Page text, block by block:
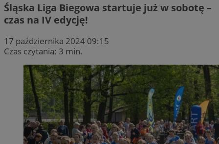
Śląska Liga Biegowa startuje już w sobotę –
czas na IV edycję!
17 października 2024 09:15
Czas czytania: 3 min.